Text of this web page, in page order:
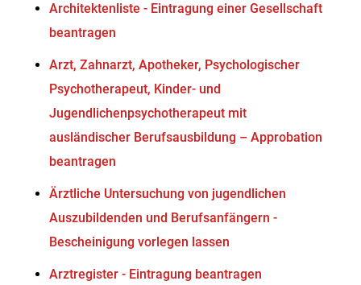
Architektenliste - Eintragung einer Gesellschaft
beantragen
Arzt, Zahnarzt, Apotheker, Psychologischer
Psychotherapeut, Kinder- und
Jugendlichenpsychotherapeut mit
ausländischer Berufsausbildung – Approbation
beantragen
Ärztliche Untersuchung von jugendlichen
Auszubildenden und Berufsanfängern -
Bescheinigung vorlegen lassen
Arztregister - Eintragung beantragen